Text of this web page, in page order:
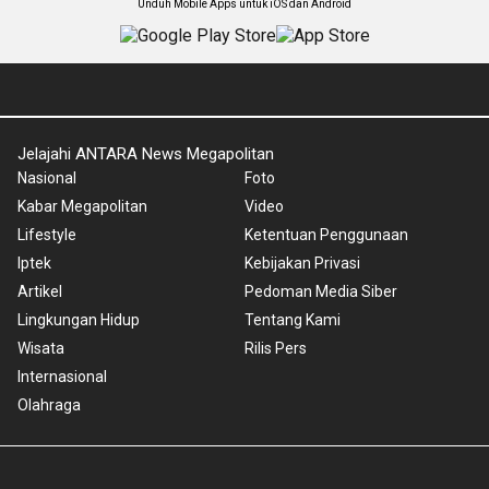
Unduh Mobile Apps untuk iOS dan Android
Jelajahi ANTARA News Megapolitan
Nasional
Kabar Megapolitan
Lifestyle
Iptek
Artikel
Lingkungan Hidup
Wisata
Internasional
Olahraga
Foto
Video
Ketentuan Penggunaan
Kebijakan Privasi
Pedoman Media Siber
Tentang Kami
Rilis Pers